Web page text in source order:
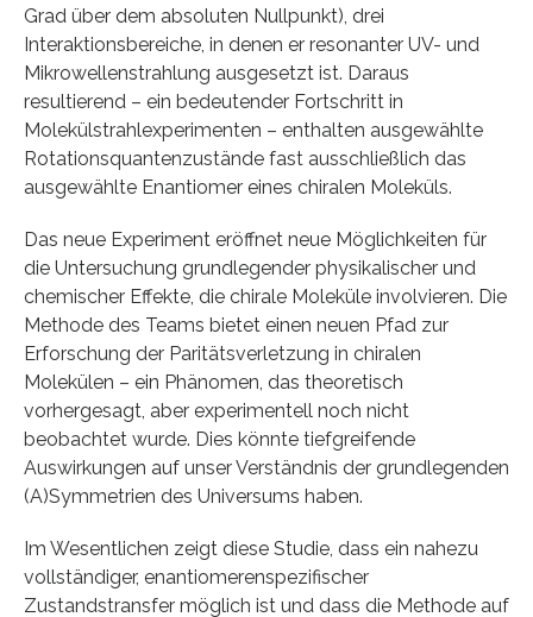
Grad über dem absoluten Nullpunkt), drei
Interaktionsbereiche, in denen er resonanter UV- und
Mikrowellenstrahlung ausgesetzt ist. Daraus
resultierend – ein bedeutender Fortschritt in
Molekülstrahlexperimenten – enthalten ausgewählte
Rotationsquantenzustände fast ausschließlich das
ausgewählte Enantiomer eines chiralen Moleküls.
Das neue Experiment eröffnet neue Möglichkeiten für
die Untersuchung grundlegender physikalischer und
chemischer Effekte, die chirale Moleküle involvieren. Die
Methode des Teams bietet einen neuen Pfad zur
Erforschung der Paritätsverletzung in chiralen
Molekülen – ein Phänomen, das theoretisch
vorhergesagt, aber experimentell noch nicht
beobachtet wurde. Dies könnte tiefgreifende
Auswirkungen auf unser Verständnis der grundlegenden
(A)Symmetrien des Universums haben.
Im Wesentlichen zeigt diese Studie, dass ein nahezu
vollständiger, enantiomerenspezifischer
Zustandstransfer möglich ist und dass die Methode auf